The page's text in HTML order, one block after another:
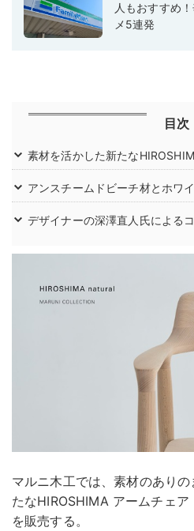
人もおすすめ
メ5連発
目次
素材を活かした新たな
アンスチームドビーチ材とホワ
デザイナーの深澤直人氏による
マルニ木工では、素材のあり
たなHIROSHIMA アームチェア
を販売する。